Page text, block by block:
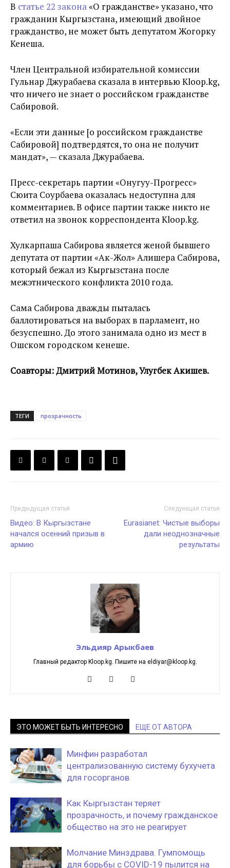
В статье 22 закона«О гражданстве» указано, что
гражданин Кыргызстана, имеющий двойное
гражданство, не может быть депутатом Жогорку
Кенеша.
Член Центральной избирательной комиссии
Гульнар Джурабаева сказала в интервью Kloop.kg,
что ничего не знает о российском гражданстве
Сабировой.
«Если эти данные [о российском гражданстве
Сабировой] подтвердятся, то она не получит
мандат», — сказала Джурабаева.
Пресс-секретарь партии «Онугуу-Прогресс»
Сюита Соурбаева оказалась недоступна для
комментариев. В офисе партии также никто не
ответил на звонок корреспондента Kloop.kg.
Хулкарпаша Сабирова является женой бывшего
депутата от партии «Ак-Жол» Алишера Сабирова,
который бежал из Кыргызстана после
межэтнического конфликта 2010 года.
Сама Сабирова дважды пыталась
баллотироваться на выборах в парламент, но
безуспешно. До этого занимала одно из мест в
Ошском городском кенеше.
Соавторы: Дмитрий Мотинов, Улугбек Акишев.
ТЕГИ прозрачность
Предыдущая статья
Видео: В Кыргызстане
начался осенний призыв в
армию
Следующая статья
Eurasianet: Чистые выборы
дали неоднозначные
результаты
Эльдияр Арыкбаев
Главный редактор Kloop.kg. Пишите на eldiyar@kloop.kg.
ЭТО МОЖЕТ БЫТЬ ИНТЕРЕСНО ЕЩЕ ОТ АВТОРА
Минфин разработал
централизованную систему бухучета
для госорганов
Как Кыргызстан теряет
прозрачность, и почему гражданское
общество на это не реагирует
Молчание Минздрава. Гумпомощь
для борьбы с COVID-19 пылится на